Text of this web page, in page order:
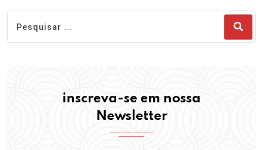
inscreva-se em nossa
Newsletter